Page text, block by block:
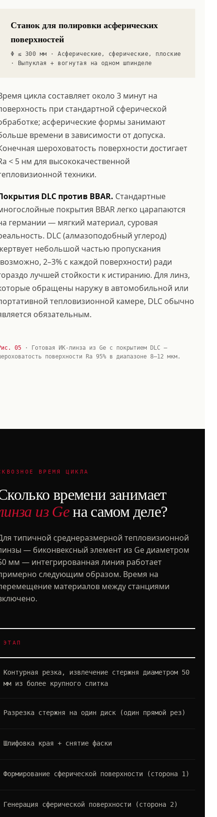
Станок для полировки асферических
поверхностей
Φ ≤ 300 мм · Асферические, сферические, плоские
· Выпуклая + вогнутая на одном шпинделе
цикла составляет около 3 минут на
при стандартной сферической
асферические формы занимают
времени в зависимости от допуска.
шероховатость поверхности достигает
< 5 нм для высококачественной
техники.
DLC против BBAR. Стандартные
покрытия BBAR легко царапаются
германии — мягкий материал, суровая
DLC (алмазоподобный углерод)
небольшой частью пропускания
2–3% с каждой поверхности) ради
лучшей стойкости к истиранию. Для линз,
обращены наружу в автомобильной или
тепловизионной камере, DLC обычно
обязательным.
05 · Готовая ИК-линза из Ge с покрытием DLC —
поверхности Ra 95% в диапазоне 8–12 мкм.
ВРЕМЯ ЦИКЛА
времени занимает
из Geна самом деле?
типичной среднеразмерной тепловизионной
— биконвексный элемент из Ge диаметром
мм — интегрированная линия работает
следующим образом. Время на
материалов между станциями
ЭТАП
Контурная резка, извлечение стержня диаметром 50
мм из более крупного слитка
Разрезка стержня на один диск (один прямой рез)
Шлифовка края + снятие фаски
Формирование сферической поверхности (сторона 1)
Генерация сферической поверхности (сторона 2)